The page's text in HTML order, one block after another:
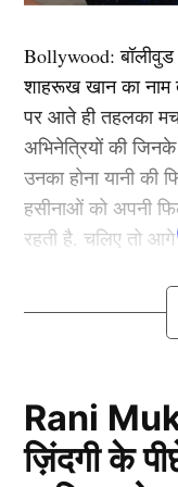
अटकलें लगाई जा रही
खेलना शुरू कर दिया
जानकारी देते हैं।
यह भी पढ़ें:एक भी
खिलाड़ी, लेकिन
क्या है पूरा
Bollywood:
शाहरूख खान का नाम
पर आते ही तहलका
अभिनेत्रियों की
उनका होना यानी की
हसीनाओं को अपनी
रहती है. चलिए तो
कौन हैं
Padukone)
लिस्ट में पहला नाम
Rani
ज़िंदगी के